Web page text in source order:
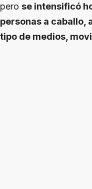
pero se intensificó
personas a caballo,
tipo de medios,